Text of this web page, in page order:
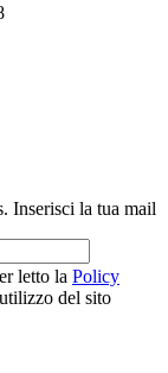
Inserisci la tua mail
letto la Policy
del sito